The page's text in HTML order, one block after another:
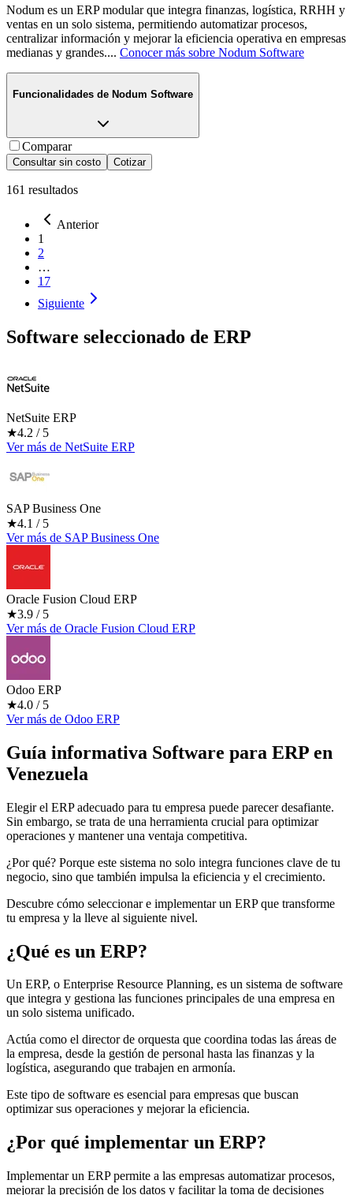
Nodum es un ERP modular que integra finanzas, logística, RRHH y
ventas en un solo sistema, permitiendo automatizar procesos,
centralizar información y mejorar la eficiencia operativa en empresas
medianas y grandes.... Conocer más sobre Nodum Software
Funcionalidades de Nodum Software
Comparar
Consultar sin costo Cotizar
161 resultados
Anterior
1
2
…
17
Siguiente
Software seleccionado de ERP
NetSuite ERP
★4.2 / 5
Ver más de NetSuite ERP
SAP Business One
★4.1 / 5
Ver más de SAP Business One
Oracle Fusion Cloud ERP
★3.9 / 5
Ver más de Oracle Fusion Cloud ERP
Odoo ERP
★4.0 / 5
Ver más de Odoo ERP
Guía informativa Software para ERP en
Venezuela
Elegir el ERP adecuado para tu empresa puede parecer desafiante.
Sin embargo, se trata de una herramienta crucial para optimizar
operaciones y mantener una ventaja competitiva.
¿Por qué? Porque este sistema no solo integra funciones clave de tu
negocio, sino que también impulsa la eficiencia y el crecimiento.
Descubre cómo seleccionar e implementar un ERP que transforme
tu empresa y la lleve al siguiente nivel.
¿Qué es un ERP?
Un ERP, o Enterprise Resource Planning, es un sistema de software
que integra y gestiona las funciones principales de una empresa en
un solo sistema unificado.
Actúa como el director de orquesta que coordina todas las áreas de
la empresa, desde la gestión de personal hasta las finanzas y la
logística, asegurando que trabajen en armonía.
Este tipo de software es esencial para empresas que buscan
optimizar sus operaciones y mejorar la eficiencia.
¿Por qué implementar un ERP?
Implementar un ERP permite a las empresas automatizar procesos,
mejorar la precisión de los datos y facilitar la toma de decisiones